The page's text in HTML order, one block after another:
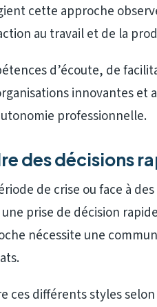
cette approche
au travail et de la
d’écoute, de
innovantes et
professionnelle.
des décisions
de crise ou face à
prise de décision
nécessite une
ces différents styles